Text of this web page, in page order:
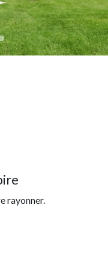
rayonner.